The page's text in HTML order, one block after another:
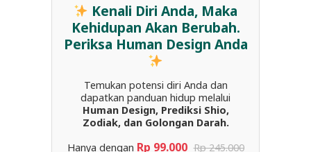
Kenali Diri Anda, Maka
Kehidupan Akan Berubah.
Periksa Human Design Anda
Temukan potensi diri Anda dan
dapatkan panduan hidup melalui
Human Design, Prediksi Shio,
Zodiak, dan Golongan Darah.
Hanya dengan Rp 99.000 Rp 245.000